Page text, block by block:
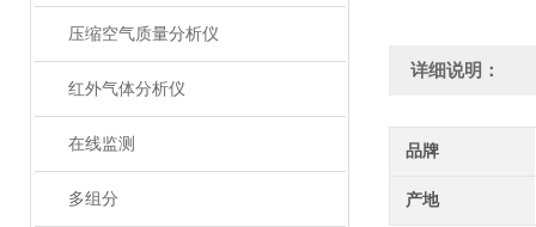
压缩空气质量分析仪
红外气体分析仪
在线监测
多组分
详细说明：
品牌
产地